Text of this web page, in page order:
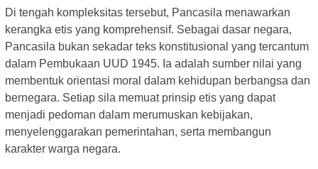
Di tengah kompleksitas tersebut, Pancasila menawarkan
kerangka etis yang komprehensif. Sebagai dasar negara,
Pancasila bukan sekadar teks konstitusional yang tercantum
dalam Pembukaan UUD 1945. Ia adalah sumber nilai yang
membentuk orientasi moral dalam kehidupan berbangsa dan
bernegara. Setiap sila memuat prinsip etis yang dapat
menjadi pedoman dalam merumuskan kebijakan,
menyelenggarakan pemerintahan, serta membangun
karakter warga negara.